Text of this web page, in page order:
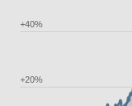
+20%
+40%